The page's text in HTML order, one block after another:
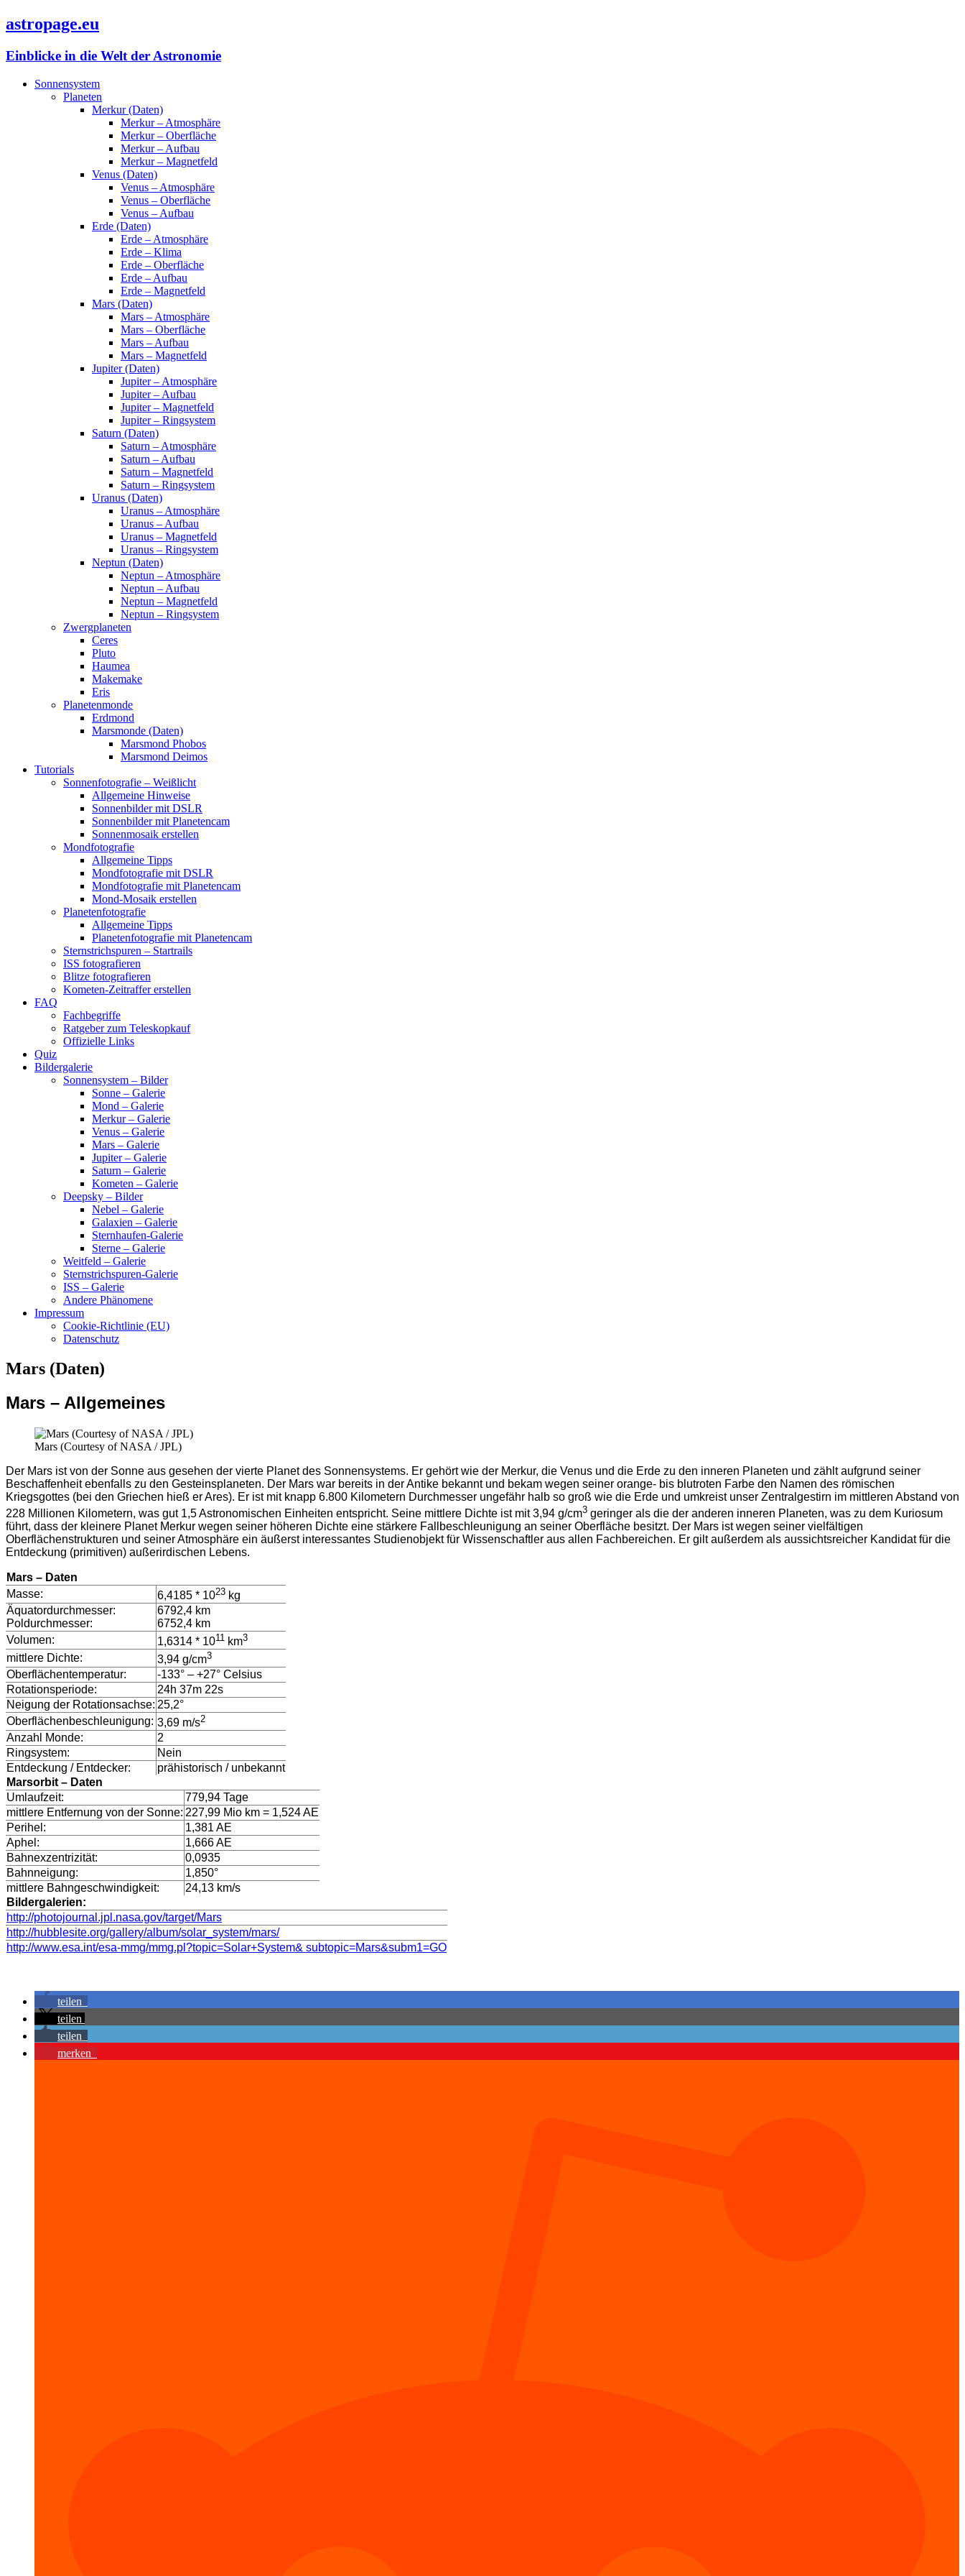
astropage.eu
Einblicke in die Welt der Astronomie
Sonnensystem
Planeten
Merkur (Daten)
Merkur – Atmosphäre
Merkur – Oberfläche
Merkur – Aufbau
Merkur – Magnetfeld
Venus (Daten)
Venus – Atmosphäre
Venus – Oberfläche
Venus – Aufbau
Erde (Daten)
Erde – Atmosphäre
Erde – Klima
Erde – Oberfläche
Erde – Aufbau
Erde – Magnetfeld
Mars (Daten)
Mars – Atmosphäre
Mars – Oberfläche
Mars – Aufbau
Mars – Magnetfeld
Jupiter (Daten)
Jupiter – Atmosphäre
Jupiter – Aufbau
Jupiter – Magnetfeld
Jupiter – Ringsystem
Saturn (Daten)
Saturn – Atmosphäre
Saturn – Aufbau
Saturn – Magnetfeld
Saturn – Ringsystem
Uranus (Daten)
Uranus – Atmosphäre
Uranus – Aufbau
Uranus – Magnetfeld
Uranus – Ringsystem
Neptun (Daten)
Neptun – Atmosphäre
Neptun – Aufbau
Neptun – Magnetfeld
Neptun – Ringsystem
Zwergplaneten
Ceres
Pluto
Haumea
Makemake
Eris
Planetenmonde
Erdmond
Marsmonde (Daten)
Marsmond Phobos
Marsmond Deimos
Tutorials
Sonnenfotografie – Weißlicht
Allgemeine Hinweise
Sonnenbilder mit DSLR
Sonnenbilder mit Planetencam
Sonnenmosaik erstellen
Mondfotografie
Allgemeine Tipps
Mondfotografie mit DSLR
Mondfotografie mit Planetencam
Mond-Mosaik erstellen
Planetenfotografie
Allgemeine Tipps
Planetenfotografie mit Planetencam
Sternstrichspuren – Startrails
ISS fotografieren
Blitze fotografieren
Kometen-Zeitraffer erstellen
FAQ
Fachbegriffe
Ratgeber zum Teleskopkauf
Offizielle Links
Quiz
Bildergalerie
Sonnensystem – Bilder
Sonne – Galerie
Mond – Galerie
Merkur – Galerie
Venus – Galerie
Mars – Galerie
Jupiter – Galerie
Saturn – Galerie
Kometen – Galerie
Deepsky – Bilder
Nebel – Galerie
Galaxien – Galerie
Sternhaufen-Galerie
Sterne – Galerie
Weitfeld – Galerie
Sternstrichspuren-Galerie
ISS – Galerie
Andere Phänomene
Impressum
Cookie-Richtlinie (EU)
Datenschutz
Mars (Daten)
Mars – Allgemeines
Mars (Courtesy of NASA / JPL)
Der Mars ist von der Sonne aus gesehen der vierte Planet des Sonnensystems. Er gehört wie der Merkur, die Venus und die Erde zu den inneren Planeten und zählt aufgrund seiner
Beschaffenheit ebenfalls zu den Gesteinsplaneten. Der Mars war bereits in der Antike bekannt und bekam wegen seiner orange- bis blutroten Farbe den Namen des römischen
Kriegsgottes (bei den Griechen hieß er Ares). Er ist mit knapp 6.800 Kilometern Durchmesser ungefähr halb so groß wie die Erde und umkreist unser Zentralgestirn im mittleren Abstand von
228 Millionen Kilometern, was gut 1,5 Astronomischen Einheiten entspricht. Seine mittlere Dichte ist mit 3,94 g/cm3 geringer als die der anderen inneren Planeten, was zu dem Kuriosum
führt, dass der kleinere Planet Merkur wegen seiner höheren Dichte eine stärkere Fallbeschleunigung an seiner Oberfläche besitzt. Der Mars ist wegen seiner vielfältigen
Oberflächenstrukturen und seiner Atmosphäre ein äußerst interessantes Studienobjekt für Wissenschaftler aus allen Fachbereichen. Er gilt außerdem als aussichtsreicher Kandidat für die
Entdeckung (primitiven) außerirdischen Lebens.
Mars – Daten
Masse:
6,4185 * 1023 kg
Äquatordurchmesser:
Poldurchmesser:
6792,4 km
6752,4 km
Volumen:
1,6314 * 1011 km3
mittlere Dichte: 3,94 g/cm3
Oberflächentemperatur:
-133° – +27° Celsius
Rotationsperiode:
24h 37m 22s
Neigung der Rotationsachse: 25,2°
Oberflächenbeschleunigung: 3,69 m/s2
Anzahl Monde:
2
Ringsystem:
Nein
Entdeckung / Entdecker:
prähistorisch / unbekannt
Marsorbit – Daten
Umlaufzeit:
779,94 Tage
mittlere Entfernung von der Sonne: 227,99 Mio km = 1,524 AE
Perihel:
1,381 AE
Aphel:
1,666 AE
Bahnexzentrizität:
0,0935
Bahnneigung:
1,850°
mittlere Bahngeschwindigkeit:
24,13 km/s
Bildergalerien:
http://photojournal.jpl.nasa.gov/target/Mars
http://hubblesite.org/gallery/album/solar_system/mars/
http://www.esa.int/esa-mmg/mmg.pl?topic=Solar+System& subtopic=Mars&subm1=GO
teilen
teilen
teilen
merken